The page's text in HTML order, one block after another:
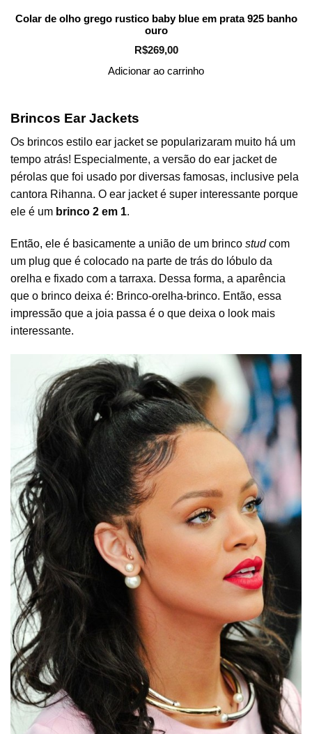
Colar de olho grego rustico baby blue em prata 925 banho
ouro
R$269,00
Adicionar ao carrinho
Brincos Ear Jackets
Os brincos estilo ear jacket se popularizaram muito há um
tempo atrás! Especialmente, a versão do ear jacket de
pérolas que foi usado por diversas famosas, inclusive pela
cantora Rihanna. O ear jacket é super interessante porque
ele é um brinco 2 em 1.
Então, ele é basicamente a união de um brinco studcom
um plug que é colocado na parte de trás do lóbulo da
orelha e fixado com a tarraxa. Dessa forma, a aparência
que o brinco deixa é: Brinco-orelha-brinco. Então, essa
impressão que a joia passa é o que deixa o look mais
interessante.